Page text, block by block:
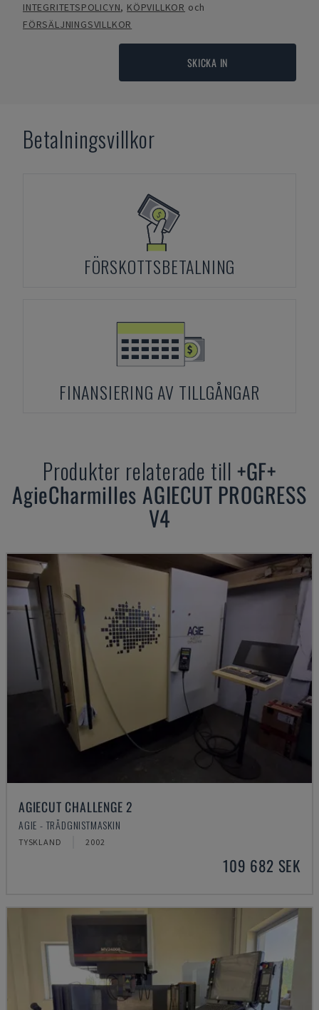
INTEGRITETSPOLICYN, KÖPVILLKOR och
FÖRSÄLJNINGSVILLKOR
SKICKA IN
Betalningsvillkor
FÖRSKOTTSBETALNING
FINANSIERING AV TILLGÅNGAR
Produkter relaterade till +GF+
AgieCharmilles AGIECUT PROGRESS
V4
AGIECUT CHALLENGE 2
AGIE - TRÅDGNISTMASKIN
TYSKLAND 2002
109 682 SEK